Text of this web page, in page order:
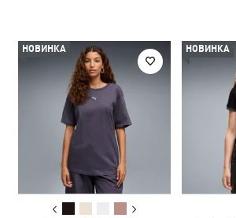
НОВИНКА НОВИНКА